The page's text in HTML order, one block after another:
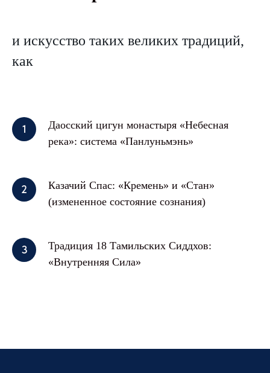
и искусство таких великих традиций,
как
Даосский цигун монастыря «Небесная
река»: система «Панлуньмэнь»
Казачий Спас: «Кремень» и «Стан»
(измененное состояние сознания)
Традиция 18 Тамильских Сиддхов:
«Внутренняя Сила»